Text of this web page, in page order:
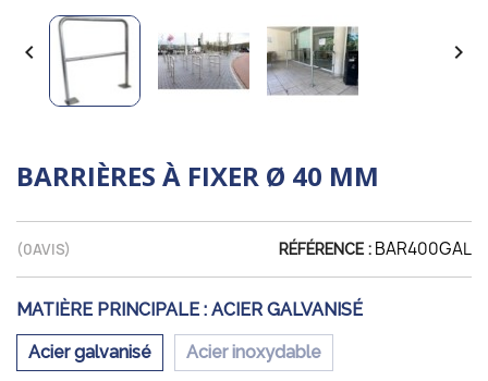
 
BARRIÈRES À FIXER Ø 40 MM
(0AVIS) RÉFÉRENCE : BAR400GAL
MATIÈRE PRINCIPALE : ACIER GALVANISÉ
Acier galvanisé Acier inoxydable